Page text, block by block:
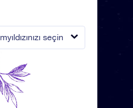
seçin